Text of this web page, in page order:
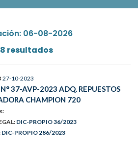
06-08-2026
resultados
27-10-2023
37-AVP-2023 ADQ. REPUESTOS
CHAMPION 720
DIC-PROPIO 36/2023
DIC-PROPIO 286/2023